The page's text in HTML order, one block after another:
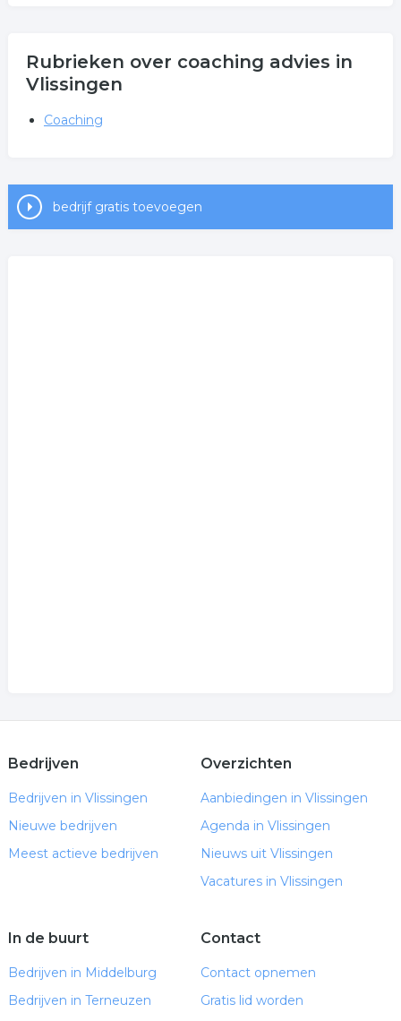
Rubrieken over coaching advies in
Vlissingen
Coaching
bedrijf gratis toevoegen
Bedrijven
Bedrijven in Vlissingen
Nieuwe bedrijven
Meest actieve bedrijven
Overzichten
Aanbiedingen in Vlissingen
Agenda in Vlissingen
Nieuws uit Vlissingen
Vacatures in Vlissingen
In de buurt
Bedrijven in Middelburg
Bedrijven in Terneuzen
Contact
Contact opnemen
Gratis lid worden